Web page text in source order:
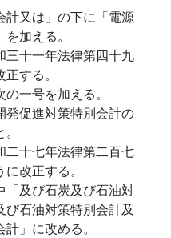
計又は」の下に「電源
加える。
三十一年法律第四十九
する。
一号を加える。
発促進対策特別会計の
二十七年法律第二百七
改正する。
「及び石炭及び石油対
石油対策特別会計及
」に改める。